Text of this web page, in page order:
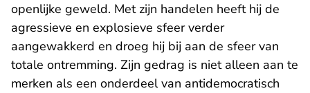
openlijke geweld. Met zijn handelen heeft hij de
agressieve en explosieve sfeer verder
aangewakkerd en droeg hij bij aan de sfeer van
totale ontremming. Zijn gedrag is niet alleen aan te
merken als een onderdeel van antidemocratisch